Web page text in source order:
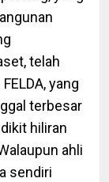
telah
yang
terbesar
hiliran
ahli
sendiri